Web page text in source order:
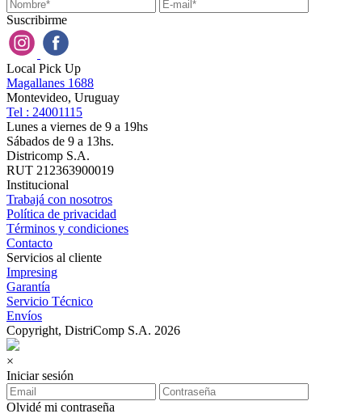
Suscribirme
Local Pick Up
Magallanes 1688
Montevideo, Uruguay
Tel : 24001115
Lunes a viernes de 9 a 19hs
Sábados de 9 a 13hs.
Districomp S.A.
RUT 212363900019
Institucional
Trabajá con nosotros
Política de privacidad
Términos y condiciones
Contacto
Servicios al cliente
Impresing
Garantía
Servicio Técnico
Envíos
Copyright, DistriComp S.A. 2026
×
Iniciar sesión
Olvidé mi contraseña